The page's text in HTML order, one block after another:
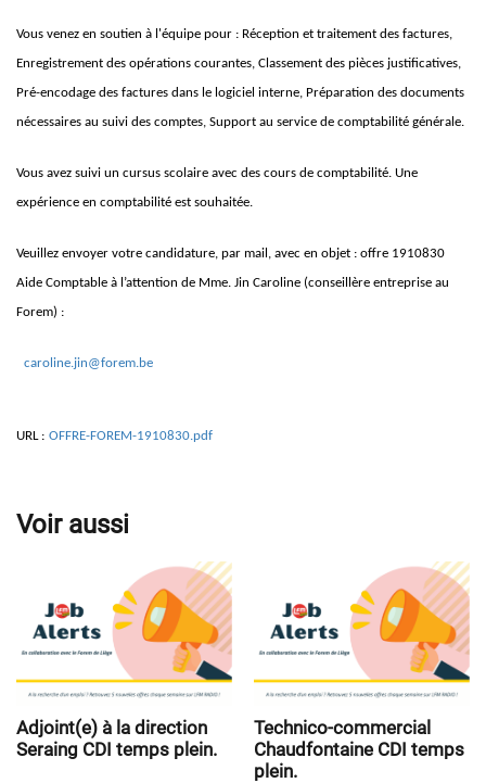
Vous venez en soutien à l'équipe pour : Réception et traitement des factures,
Enregistrement des opérations courantes, Classement des pièces justificatives,
Pré-encodage des factures dans le logiciel interne, Préparation des documents
nécessaires au suivi des comptes, Support au service de comptabilité générale.
Vous avez suivi un cursus scolaire avec des cours de comptabilité. Une
expérience en comptabilité est souhaitée.
Veuillez envoyer votre candidature, par mail, avec en objet : offre 1910830
Aide Comptable à l’attention de Mme. Jin Caroline (conseillère entreprise au
Forem) :
caroline.jin@forem.be
URL : OFFRE-FOREM-1910830.pdf
Voir aussi
Adjoint(e) à la direction
Seraing CDI temps plein.
Technico-commercial
Chaudfontaine CDI temps
plein.